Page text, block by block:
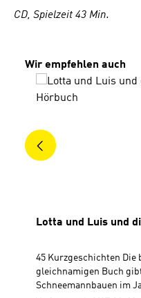
CD, Spielzeit 43 Min.
Produktgalerie
Wir empfehlen auch
Lotta und Luis und
45 Kurzgeschichten Die
gleichnamigen Buch gibt
Schneemannbauen im